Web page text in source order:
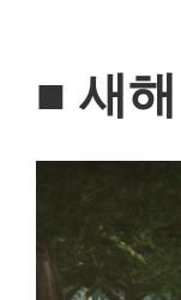
■ 새